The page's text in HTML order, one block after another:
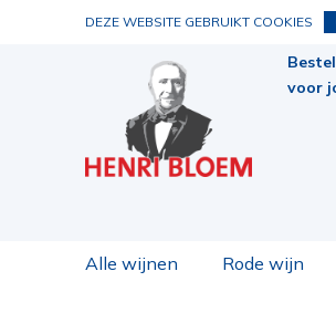
DEZE WEBSITE GEBRUIKT COOKIES
voor
Alle wijnen Rode wijn